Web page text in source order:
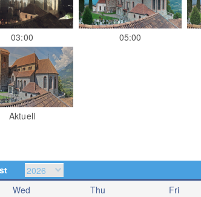
03:00 05:00
Aktuell
Wed Thu Fri